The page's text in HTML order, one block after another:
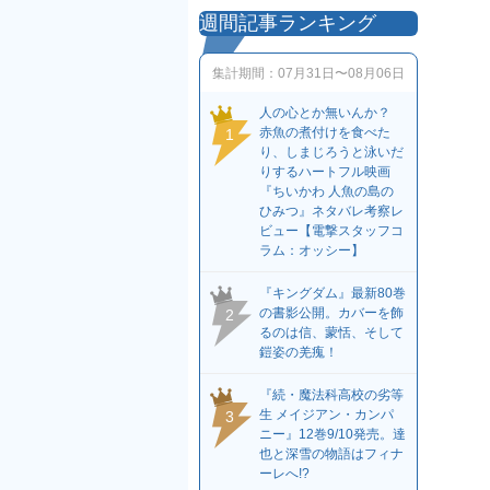
週間記事ランキング
集計期間： 07月31日〜08月06日
1
人の心とか無いんか？
赤魚の煮付けを食べた
り、しまじろうと泳いだ
りするハートフル映画
『ちいかわ 人魚の島の
ひみつ』ネタバレ考察レ
ビュー【電撃スタッフコ
ラム：オッシー】
2
『キングダム』最新80巻
の書影公開。カバーを飾
るのは信、蒙恬、そして
鎧姿の羌瘣！
3
『続・魔法科高校の劣等
生 メイジアン・カンパ
ニー』12巻9/10発売。達
也と深雪の物語はフィナ
ーレへ!?